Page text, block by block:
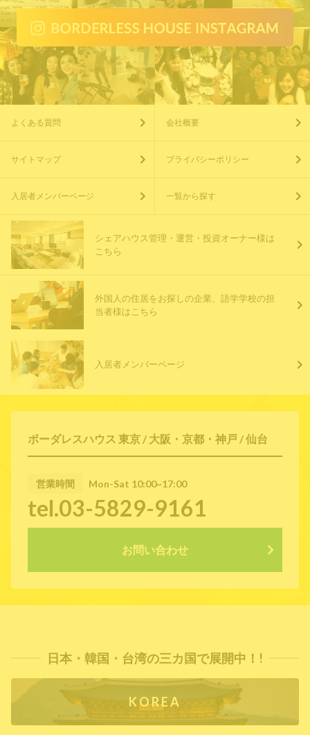
ボーダレスハウス 東京 / 大阪・京都・神戸 / 仙台
営業時間 Mon-Sat 10:00~17:00
tel.03-5829-9161
お問い合わせ
よくある質問 会社概要
サイトマップ プライバシーポリシー
入居者メンバーページ 一覧から探す
シェアハウス管理・運営・投資オーナー様は
こちら
外国人の住居をお探しの企業、語学学校の担
当者様はこちら
入居者メンバーページ
日本・韓国・台湾の三カ国で展開中！!
KOREA